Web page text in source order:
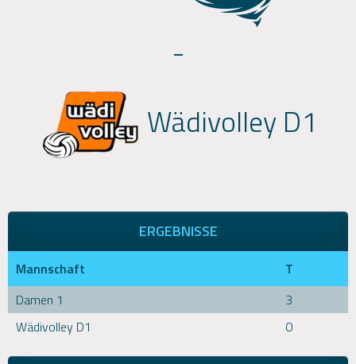
-
Wädivolley D1
ERGEBNISSE
Mannschaft
T
Damen 1
3
Wädivolley D1
0